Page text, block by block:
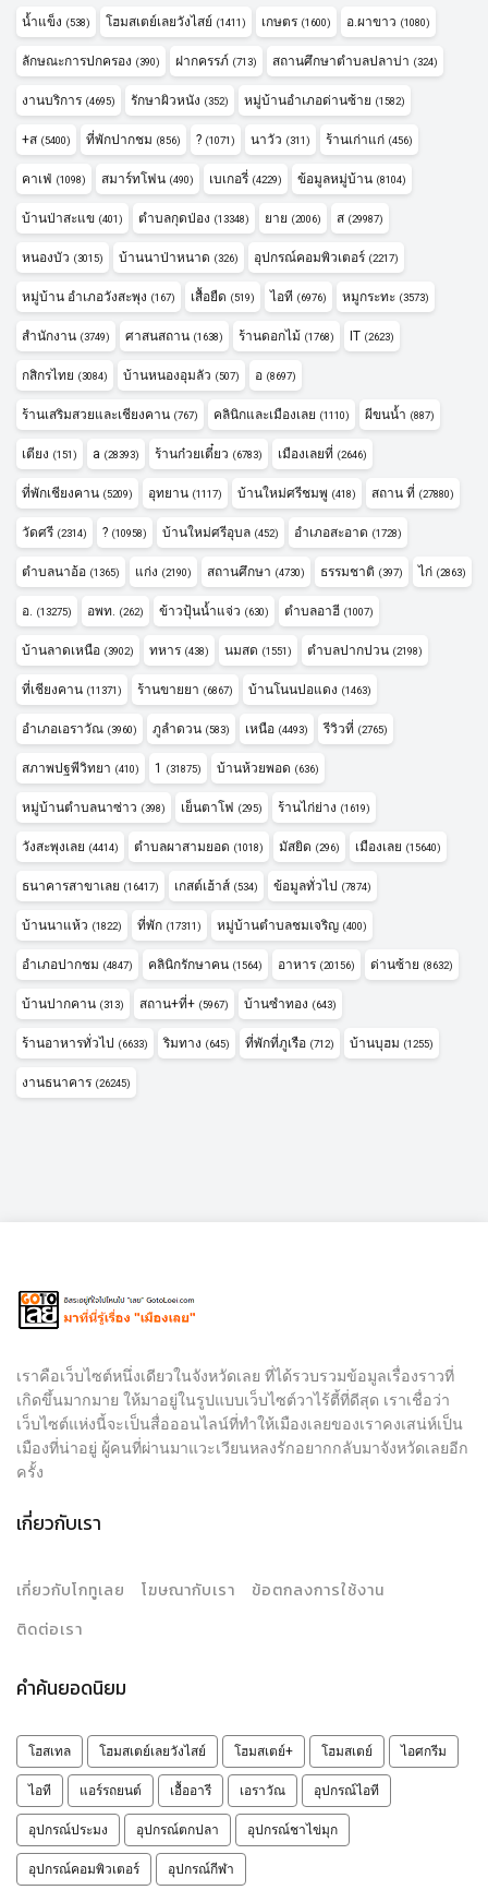
น้ำแข็ง (538) โฮมสเตย์เลยวังไสย์ (1411) เกษตร (1600) อ.ผาขาว (1080)
ลักษณะการปกครอง (390) ฝากครรภ์ (713) สถานศึกษาตำบลปลาบ่า (324)
งานบริการ (4695) รักษาผิวหนัง (352) หมู่บ้านอำเภอด่านซ้าย (1582)
+ส (5400) ที่พักปากชม (856) ? (1071) นาวัว (311) ร้านเก่าแก่ (456)
คาเฟ่ (1098) สมาร์ทโฟน (490) เบเกอรี่ (4229) ข้อมูลหมู่บ้าน (8104)
บ้านป่าสะแข (401) ตำบลกุดป่อง (13348) ยาย (2006) ส (29987)
หนองบัว (3015) บ้านนาป่าหนาด (326) อุปกรณ์คอมพิวเตอร์ (2217)
หมู่บ้าน อำเภอวังสะพุง (167) เสื้อยืด (519) ไอที (6976) หมูกระทะ (3573)
สำนักงาน (3749) ศาสนสถาน (1638) ร้านดอกไม้ (1768) IT (2623)
กสิกรไทย (3084) บ้านหนองอุมลัว (507) อ (8697)
ร้านเสริมสวยและเชียงคาน (767) คลินิกและเมืองเลย (1110) ผีขนน้ำ (887)
เตียง (151) a (28393) ร้านก๋วยเตี๋ยว (6783) เมืองเลยที่ (2646)
ที่พักเชียงคาน (5209) อุทยาน (1117) บ้านใหม่ศรีชมพู (418) สถาน ที่ (27880)
วัดศรี (2314) ? (10958) บ้านใหม่ศรีอุบล (452) อำเภอสะอาด (1728)
ตำบลนาอ้อ (1365) แก่ง (2190) สถานศึกษา (4730) ธรรมชาติ (397) ไก่ (2863)
อ. (13275) อพท. (262) ข้าวปุ้นน้ำแจ่ว (630) ตำบลอาฮี (1007)
บ้านลาดเหนือ (3902) ทหาร (438) นมสด (1551) ตำบลปากปวน (2198)
ที่เชียงคาน (11371) ร้านขายยา (6867) บ้านโนนปอแดง (1463)
อำเภอเอราวัณ (3960) ภูลำดวน (583) เหนือ (4493) รีวิวที่ (2765)
สภาพปฐพีวิทยา (410) 1 (31875) บ้านห้วยพอด (636)
หมู่บ้านตำบลนาซ่าว (398) เย็นตาโฟ (295) ร้านไก่ย่าง (1619)
วังสะพุงเลย (4414) ตำบลผาสามยอด (1018) มัสยิด (296) เมืองเลย (15640)
ธนาคารสาขาเลย (16417) เกสต์เฮ้าส์ (534) ข้อมูลทั่วไป (7874)
บ้านนาแห้ว (1822) ที่พัก (17311) หมู่บ้านตำบลชมเจริญ (400)
อำเภอปากชม (4847) คลินิกรักษาคน (1564) อาหาร (20156) ด่านซ้าย (8632)
บ้านปากคาน (313) สถาน+ที่+ (5967) บ้านซำทอง (643)
ร้านอาหารทั่วไป (6633) ริมทาง (645) ที่พักที่ภูเรือ (712) บ้านบุฮม (1255)
งานธนาคาร (26245)
เราคือเว็บไซต์หนึ่งเดียวในจังหวัดเลย ที่ได้รวบรวมข้อมูลเรื่องราวที่
เกิดขึ้นมากมาย ให้มาอยู่ในรูปแบบเว็บไซต์วาไร้ตี้ที่ดีสุด เราเชื่อว่า
เว็บไซต์แห่งนี้จะเป็นสื่อออนไลน์ที่ทำให้เมืองเลยของเราคงเสน่ห์เป็น
เมืองที่น่าอยู่ ผู้คนที่ผ่านมาแวะเวียนหลงรักอยากกลับมาจังหวัดเลยอีก
ครั้ง
เกี่ยวกับเรา
เกี่ยวกับโกทูเลย โฆษณากับเรา
ข้อตกลงการใช้งาน
ติดต่อเรา
คำค้นยอดนิยม
โฮสเทล โฮมสเตย์เลยวังไสย์ โฮมสเตย์+ โฮมสเตย์ ไอศกรีม
ไอที แอร์รถยนต์ เอื้ออารี เอราวัณ อุปกรณ์ไอที
อุปกรณ์ประมง อุปกรณ์ตกปลา อุปกรณ์ชาไข่มุก
อุปกรณ์คอมพิวเตอร์ อุปกรณ์กีฬา